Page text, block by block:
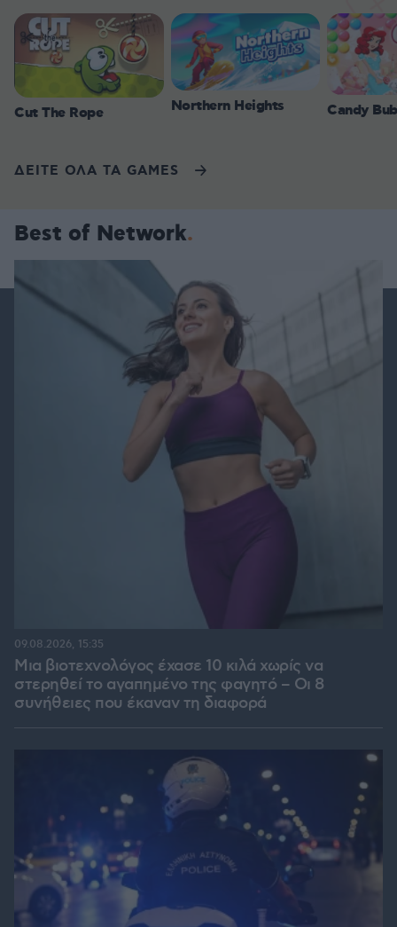
Cut The Rope Northern Heights Candy
ΔΕΙΤΕ ΟΛΑ ΤΑ GAMES
Best of Network
Μια βιοτεχνολόγος έχασε 10 κιλά χωρίς να
στερηθεί το αγαπημένο της φαγητό – Οι 8
συνήθειες που έκαναν τη διαφορά
09.08.2026, 15:35